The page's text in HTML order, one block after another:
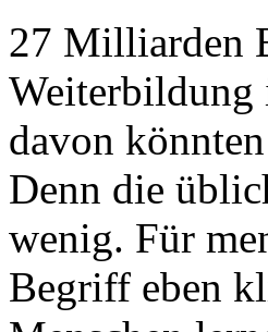
27 Milliarden
Weiterbildung
davon
Denn die
wenig. Für
Begriff eben